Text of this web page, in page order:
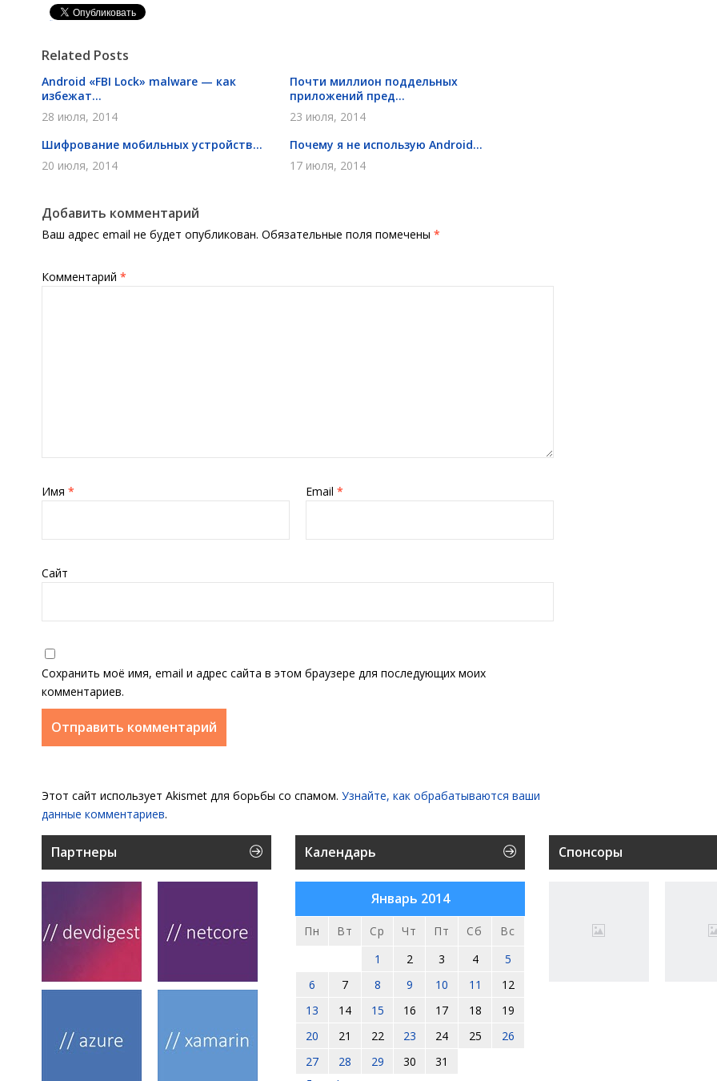
Related Posts
Android «FBI Lock» malware — как
избежат...
28 июля, 2014
Почти миллион поддельных
приложений пред...
23 июля, 2014
Шифрование мобильных устройств...
20 июля, 2014
Почему я не использую Android...
17 июля, 2014
Добавить комментарий
Ваш адрес email не будет опубликован. Обязательные поля помечены *
Комментарий *
Имя * Email *
Сайт
Сохранить моё имя, email и адрес сайта в этом браузере для последующих моих
комментариев.
Этот сайт использует Akismet для борьбы со спамом. Узнайте, как обрабатываются ваши
данные комментариев.
Партнеры Календарь
Январь 2014
Пн Вт Ср Чт Пт Сб
Вс
1
2 3 4
5
6
7 8 9 10 11
12
13
14 15 16 17 18
19
20
21 22 23 24 25
26
27
28 29 30
31
Спонсоры